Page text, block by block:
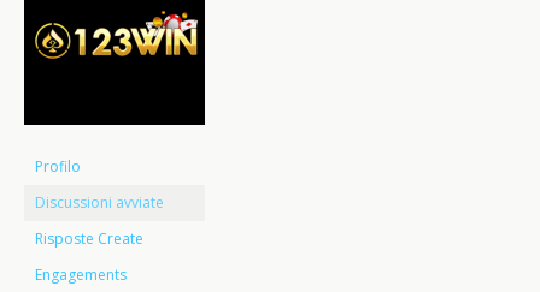
Profilo
Discussioni avviate
Risposte Create
Engagements